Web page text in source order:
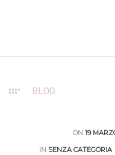
BLOG
ON 19
IN SENZA CATEGORIA